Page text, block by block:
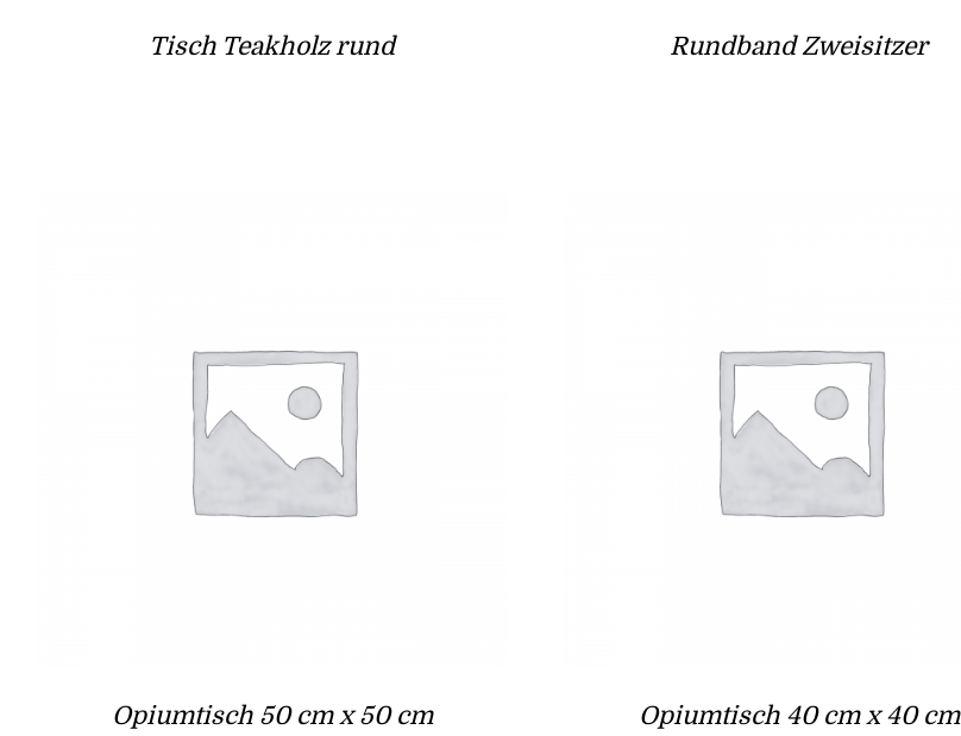
Tisch Teakholz rund Rundband Zweisitzer
Opiumtisch 50 cm x 50 cm Opiumtisch 40 cm x 40 cm